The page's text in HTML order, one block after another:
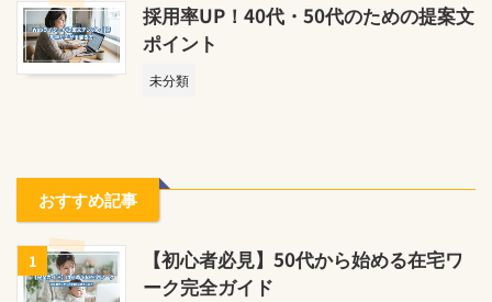
採用率UP！40代・50代のための提案文
ポイント
未分類
おすすめ記事
1
【初心者必見】50代から始める在宅ワ
ーク完全ガイド